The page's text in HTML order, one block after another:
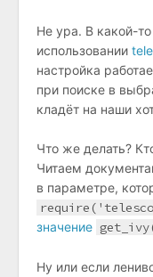
Не ура. В какой-
использовании
настройка
при поиске в
кладёт на наши
Что же делать?
Читаем
в параметре,
значение
Ну или если